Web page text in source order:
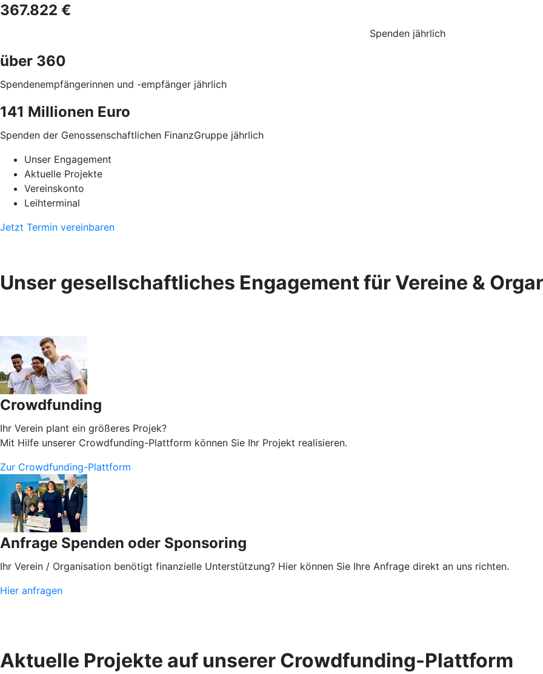
367.822 €
Spenden jährlich
über 360
Spendenempfängerinnen und -empfänger jährlich
141 Millionen Euro
Spenden der Genossenschaftlichen FinanzGruppe jährlich
Unser Engagement
Aktuelle Projekte
Vereinskonto
Leihterminal
Jetzt Termin vereinbaren
Unser gesellschaftliches Engagement für Vereine &
Crowdfunding
Ihr Verein plant ein größeres Projek?
Mit Hilfe unserer Crowdfunding-Plattform können Sie Ihr Projekt realisieren.
Zur Crowdfunding-Plattform
Anfrage Spenden oder Sponsoring
Ihr Verein / Organisation benötigt finanzielle Unterstützung? Hier können Sie Ihre Anfrage direkt an uns richten.
Hier anfragen
Aktuelle Projekte auf unserer Crowdfunding-Plattform